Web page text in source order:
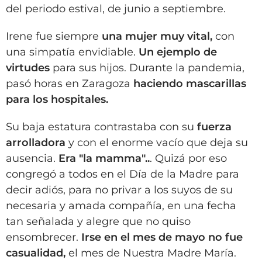
del periodo estival, de junio a septiembre.
Irene fue siempre una mujer muy vital, con
una simpatía envidiable. Un ejemplo de
virtudes para sus hijos. Durante la pandemia,
pasó horas en Zaragoza haciendo mascarillas
para los hospitales.
Su baja estatura contrastaba con su fuerza
arrolladora y con el enorme vacío que deja su
ausencia. Era "la mamma"... Quizá por eso
congregó a todos en el Día de la Madre para
decir adiós, para no privar a los suyos de su
necesaria y amada compañía, en una fecha
tan señalada y alegre que no quiso
ensombrecer. Irse en el mes de mayo no fue
casualidad, el mes de Nuestra Madre María.